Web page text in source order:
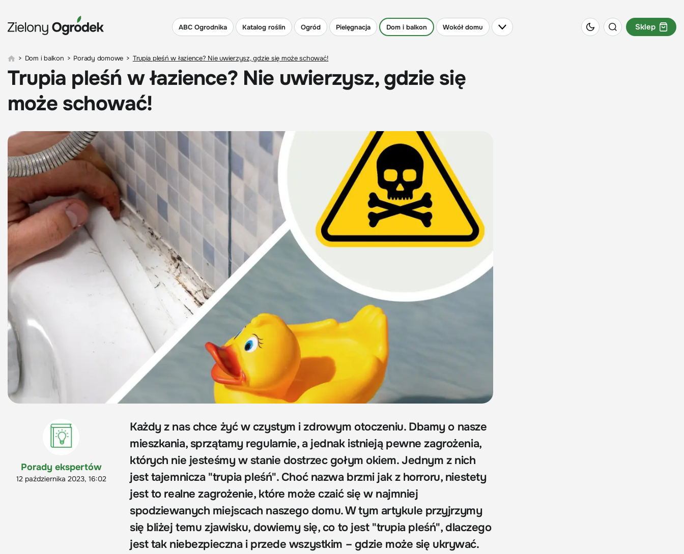
ABC Ogrodnika Katalog roślin Ogród Pielęgnacja Dom i balkon Wokół domu Sklep
> Dom i balkon > Porady domowe > Trupia pleśń w łazience? Nie uwierzysz, gdzie się może schować!
Trupia pleśń w łazience? Nie uwierzysz, gdzie się
może schować!
Porady ekspertów
12 października 2023, 16:02
Każdy z nas chce żyć w czystym i zdrowym otoczeniu. Dbamy o nasze
mieszkania, sprzątamy regularnie, a jednak istnieją pewne zagrożenia,
których nie jesteśmy w stanie dostrzec gołym okiem. Jednym z nich
jest tajemnicza "trupia pleśń". Choć nazwa brzmi jak z horroru, niestety
jest to realne zagrożenie, które może czaić się w najmniej
spodziewanych miejscach naszego domu. W tym artykule przyjrzymy
się bliżej temu zjawisku, dowiemy się, co to jest "trupia pleśń", dlaczego
jest tak niebezpieczna i przede wszystkim – gdzie może się ukrywać.